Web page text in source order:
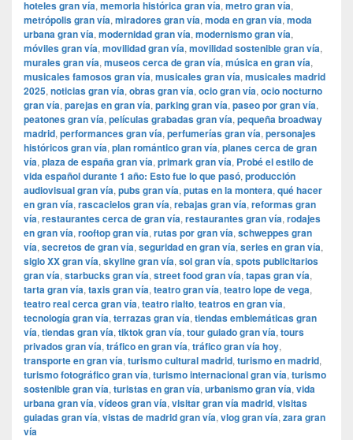
hoteles gran vía, memoria histórica gran vía, metro gran vía,
metrópolis gran vía, miradores gran vía, moda en gran vía, moda
urbana gran vía, modernidad gran vía, modernismo gran vía,
móviles gran vía, movilidad gran vía, movilidad sostenible gran vía,
murales gran vía, museos cerca de gran vía, música en gran vía,
musicales famosos gran vía, musicales gran vía, musicales madrid
2025, noticias gran vía, obras gran vía, ocio gran vía, ocio nocturno
gran vía, parejas en gran vía, parking gran vía, paseo por gran vía,
peatones gran vía, películas grabadas gran vía, pequeña broadway
madrid, performances gran vía, perfumerías gran vía, personajes
históricos gran vía, plan romántico gran vía, planes cerca de gran
vía, plaza de españa gran vía, primark gran vía, Probé el estilo de
vida español durante 1 año: Esto fue lo que pasó, producción
audiovisual gran vía, pubs gran vía, putas en la montera, qué hacer
en gran vía, rascacielos gran vía, rebajas gran vía, reformas gran
vía, restaurantes cerca de gran vía, restaurantes gran vía, rodajes
en gran vía, rooftop gran vía, rutas por gran vía, schweppes gran
vía, secretos de gran vía, seguridad en gran vía, series en gran vía,
siglo XX gran vía, skyline gran vía, sol gran vía, spots publicitarios
gran vía, starbucks gran vía, street food gran vía, tapas gran vía,
tarta gran vía, taxis gran vía, teatro gran vía, teatro lope de vega,
teatro real cerca gran vía, teatro rialto, teatros en gran vía,
tecnología gran vía, terrazas gran vía, tiendas emblemáticas gran
vía, tiendas gran vía, tiktok gran vía, tour guiado gran vía, tours
privados gran vía, tráfico en gran vía, tráfico gran vía hoy,
transporte en gran vía, turismo cultural madrid, turismo en madrid,
turismo fotográfico gran vía, turismo internacional gran vía, turismo
sostenible gran vía, turistas en gran vía, urbanismo gran vía, vida
urbana gran vía, vídeos gran vía, visitar gran vía madrid, visitas
guiadas gran vía, vistas de madrid gran vía, vlog gran vía, zara gran
vía